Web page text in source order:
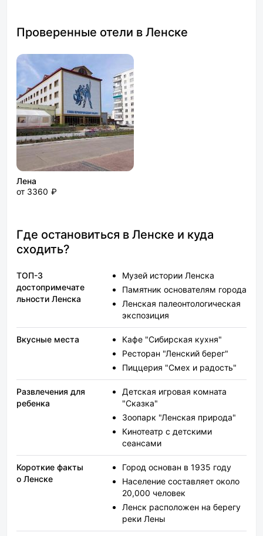
Проверенные отели в Ленске
Лена
от 3360 ₽
Где остановиться в Ленске и куда
сходить?
ТОП-3
достопримечате
льности Ленска
Музей истории Ленска
Памятник основателям города
Ленская палеонтологическая
экспозиция
Вкусные места
Кафе "Сибирская кухня"
Ресторан "Ленский берег"
Пиццерия "Смех и радость"
Развлечения для
ребенка
Детская игровая комната
"Сказка"
Зоопарк "Ленская природа"
Кинотеатр с детскими
сеансами
Короткие факты
о Ленске
Город основан в 1935 году
Население составляет около
20,000 человек
Ленск расположен на берегу
реки Лены